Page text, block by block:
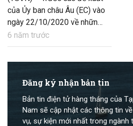
của Ủy ban châu Âu (EC) vào
ngày 22/10/2020 về những
mức hạn ngạch khai thác hải
sản vùng biển sâu giai đoạn
báo phần lớn số phận của
nguồn lợi hải sản vùng biển
sâu phụ thuộc vào thỏa
thuận chính thức giữa Anh và
6 năm trước
Đăng ký nhận bản tin
Bản tin điện tử hàng tháng của
Nam sẽ cập nhật các thông tin
vụ, sự kiện mới nhất trong ngành